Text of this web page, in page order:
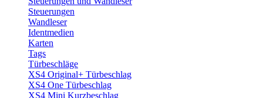
Steuerungen
Wandleser
Identmedien
Karten
Tags
Türbeschläge
XS4 Original+ Türbeschlag
XS4 One Türbeschlag
XS4 Mini Kurzbeschlag